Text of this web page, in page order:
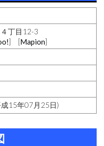
丁目12-3
] [Mapion]
15年07月25日)